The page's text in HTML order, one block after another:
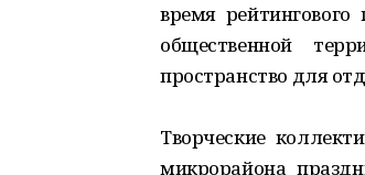
время
общественной
пространство для
Творческие
микрорайона